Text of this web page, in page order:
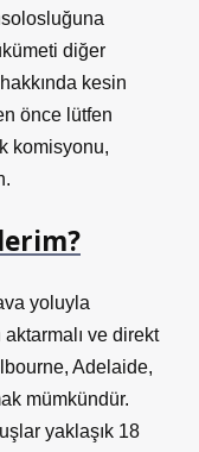
diğer
kesin
önce lütfen
komisyonu,
yoluyla
ve direkt
Adelaide,
mümkündür.
yaklaşık 18